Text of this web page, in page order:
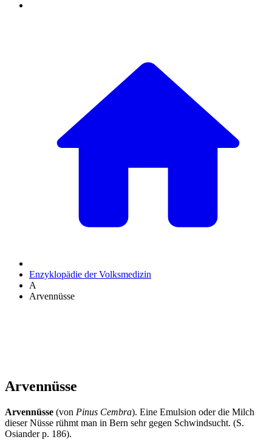
Enzyklopädie der Volksmedizin
A
Arvennüsse
Arvennüsse
Arvennüsse (von Pinus Cembra). Eine Emulsion oder die Milch
dieser Nüsse rühmt man in Bern sehr gegen Schwindsucht. (S.
Osiander p. 186).